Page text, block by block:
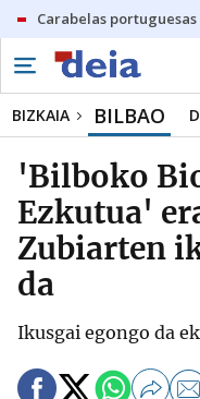
Carabelas portuguesas
BIZKAIA BILBAO
'Bilboko
Ezkutua'
Zubiarten
da
Ikusgai egongo da